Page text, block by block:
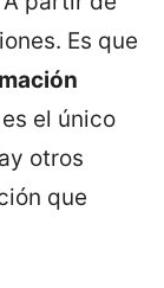
Es que
el único
otros
que